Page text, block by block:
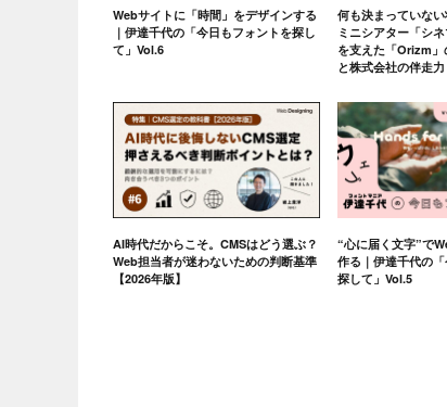
Webサイトに「時間」をデザインする
｜伊達千代の「今日もフォントを探し
て」Vol.6
何も決まっていない
ミニシアター「シ
を支えた「Orizm」
と株式会社の伴走力
AI時代だからこそ。CMSはどう選ぶ？
Web担当者が迷わないための判断基準
【2026年版】
“心に届く文字”で
作る｜伊達千代の
探して」Vol.5